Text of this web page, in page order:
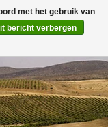
met het gebruik van
bericht verbergen